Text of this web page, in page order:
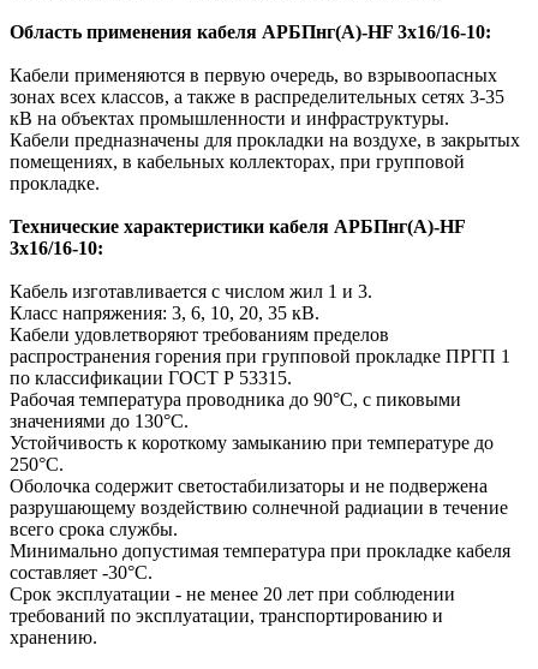
Область применения кабеля АРБПнг(A)-HF 3х16/16-10:
Кабели применяются в первую очередь, во взрывоопасных
зонах всех классов, а также в распределительных сетях 3-35
кВ на объектах промышленности и инфраструктуры.
Кабели предназначены для прокладки на воздухе, в закрытых
помещениях, в кабельных коллекторах, при групповой
прокладке.
Технические характеристики кабеля АРБПнг(A)-HF
3х16/16-10:
Кабель изготавливается с числом жил 1 и 3.
Класс напряжения: 3, 6, 10, 20, 35 кВ.
Кабели удовлетворяют требованиям пределов
распространения горения при групповой прокладке ПРГП 1
по классификации ГОСТ Р 53315.
Рабочая температура проводника до 90°С, с пиковыми
значениями до 130°С.
Устойчивость к короткому замыканию при температуре до
250°С.
Оболочка содержит светостабилизаторы и не подвержена
разрушающему воздействию солнечной радиации в течение
всего срока службы.
Минимально допустимая температура при прокладке кабеля
составляет -30°С.
Срок эксплуатации - не менее 20 лет при соблюдении
требований по эксплуатации, транспортированию и
хранению.